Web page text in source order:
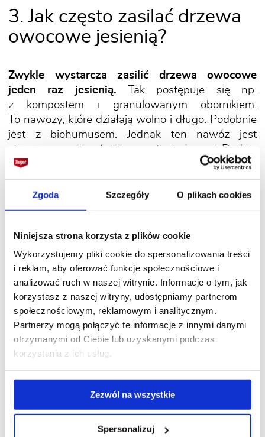
Zgoda Szczegóły O plikach cookies
Niniejsza strona korzysta z plików cookie
Wykorzystujemy pliki cookie do spersonalizowania treści
i reklam, aby oferować funkcje społecznościowe i
analizować ruch w naszej witrynie. Informacje o tym, jak
korzystasz z naszej witryny, udostępniamy partnerom
społecznościowym, reklamowym i analitycznym.
Partnerzy mogą połączyć te informacje z innymi danymi
otrzymanymi od Ciebie lub uzyskanymi podczas
korzystania z ich usług.
Zezwól na wszystkie
Spersonalizuj
3. Jak często zasilać drzewa
owocowe jesienią?
Zwykle wystarcza zasilić drzewa owocowe
jeden raz jesienią. Tak postępuje się np.
z kompostem i granulowanym obornikiem.
To nawozy, które działają wolno i długo. Podobnie
jest z biohumusem. Jednak ten nawóz jest
stosowany najczęściej w postaci płynnej. Dodaje
się go do wody w konewce i podlewa rośliny.
Użyć go można jeden raz lub wielokrotnie,
w zależności od kondycji drzew.
Nawozy aplikuje się nie przy pniach drzew,
ale na powierzchni ziemi w obrysie koron.
Im drzewo ma bardziej rozłożystą koronę,
na tym większym terenie można aplikować
nawóz.
Przeczytaj także:
Jak rozpoznać objawy
niedoboru składników pokarmowych
4. Jakich nawozów używać
jesienią do drzew